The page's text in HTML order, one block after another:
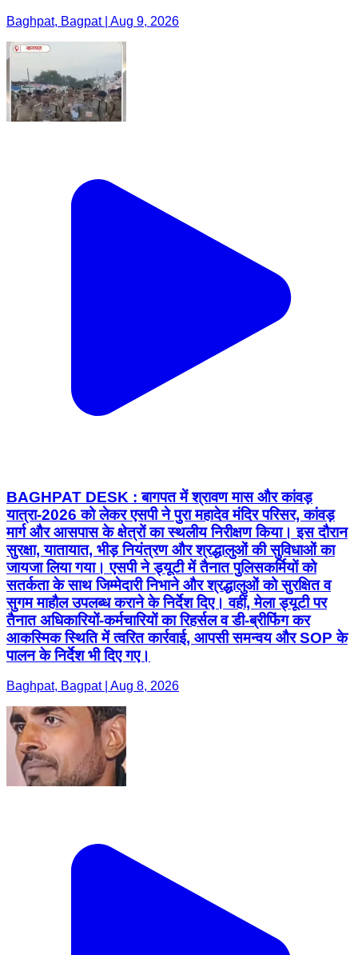
Baghpat, Bagpat | Aug 9, 2026
BAGHPAT DESK : बागपत में श्रावण मास और कांवड़
यात्रा-2026 को लेकर एसपी ने पुरा महादेव मंदिर परिसर, कांवड़
मार्ग और आसपास के क्षेत्रों का स्थलीय निरीक्षण किया। इस दौरान
सुरक्षा, यातायात, भीड़ नियंत्रण और श्रद्धालुओं की सुविधाओं का
जायजा लिया गया। एसपी ने ड्यूटी में तैनात पुलिसकर्मियों को
सतर्कता के साथ जिम्मेदारी निभाने और श्रद्धालुओं को सुरक्षित व
सुगम माहौल उपलब्ध कराने के निर्देश दिए। वहीं, मेला ड्यूटी पर
तैनात अधिकारियों-कर्मचारियों का रिहर्सल व डी-ब्रीफिंग कर
आकस्मिक स्थिति में त्वरित कार्रवाई, आपसी समन्वय और SOP के
पालन के निर्देश भी दिए गए।
Baghpat, Bagpat | Aug 8, 2026